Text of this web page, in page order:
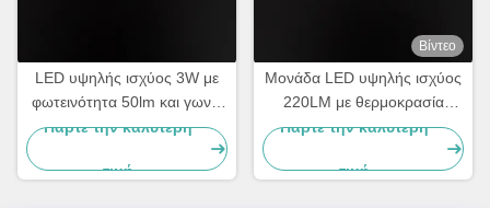
LED υψηλής ισχύος 3W με
φωτεινότητα 50lm και γωνία
θέασης 120 μοιρών για
Πάρτε την καλύτερη
τιμή
Βίντεο
Μονάδα LED υψηλής ισχύος
220LM με θερμοκρασία
χρώματος 6500K και PCB
Πάρτε την καλύτερη
τιμή